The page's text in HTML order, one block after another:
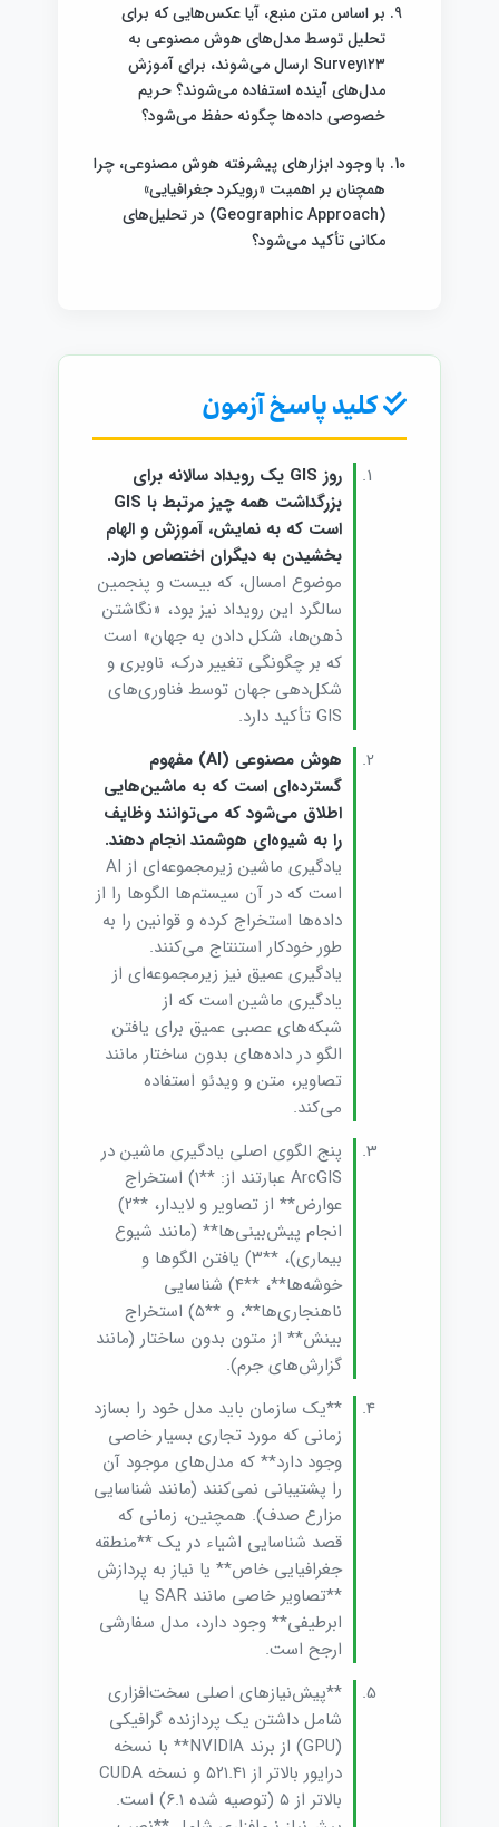
بر اساس متن منبع، آیا عکس‌هایی که برای
تحلیل توسط مدل‌های هوش مصنوعی به
Survey۱۲۳ ارسال می‌شوند، برای آموزش
مدل‌های آینده استفاده می‌شوند؟ حریم
خصوصی داده‌ها چگونه حفظ می‌شود؟
با وجود ابزارهای پیشرفته هوش مصنوعی، چرا
همچنان بر اهمیت «رویکرد جغرافیایی»
(Geographic Approach) در تحلیل‌های
مکانی تأکید می‌شود؟
کلید پاسخ آزمون
روز GIS یک رویداد سالانه برای
بزرگداشت همه چیز مرتبط با GIS
است که به نمایش، آموزش و الهام
بخشیدن به دیگران اختصاص دارد.
موضوع امسال، که بیست و پنجمین
سالگرد این رویداد نیز بود، «نگاشتن
ذهن‌ها، شکل دادن به جهان» است
که بر چگونگی تغییر درک، ناوبری و
شکل‌دهی جهان توسط فناوری‌های
GIS تأکید دارد.
هوش مصنوعی (AI) مفهوم
گسترده‌ای است که به ماشین‌هایی
اطلاق می‌شود که می‌توانند وظایف
را به شیوه‌ای هوشمند انجام دهند.
یادگیری ماشین زیرمجموعه‌ای از AI
است که در آن سیستم‌ها الگوها را از
داده‌ها استخراج کرده و قوانین را به
طور خودکار استنتاج می‌کنند.
یادگیری عمیق نیز زیرمجموعه‌ای از
یادگیری ماشین است که از
شبکه‌های عصبی عمیق برای یافتن
الگو در داده‌های بدون ساختار مانند
تصاویر، متن و ویدئو استفاده
می‌کند.
پنج الگوی اصلی یادگیری ماشین در
ArcGIS عبارتند از: **۱) استخراج
عوارض** از تصاویر و لایدار، **۲)
انجام پیش‌بینی‌ها** (مانند شیوع
بیماری)، **۳) یافتن الگوها و
خوشه‌ها**، **۴) شناسایی
ناهنجاری‌ها**، و **۵) استخراج
بینش** از متون بدون ساختار (مانند
گزارش‌های جرم).
**یک سازمان باید مدل خود را بسازد
زمانی که مورد تجاری بسیار خاصی
وجود دارد** که مدل‌های موجود آن
را پشتیبانی نمی‌کنند (مانند شناسایی
مزارع صدف). همچنین، زمانی که
قصد شناسایی اشیاء در یک **منطقه
جغرافیایی خاص** یا نیاز به پردازش
**تصاویر خاصی مانند SAR یا
ابرطیفی** وجود دارد، مدل سفارشی
ارجح است.
**پیش‌نیازهای اصلی سخت‌افزاری
شامل داشتن یک پردازنده گرافیکی
(GPU) از برند NVIDIA** با نسخه
درایور بالاتر از ۵۲۱.۴۱ و نسخه CUDA
بالاتر از ۵ (توصیه شده ۶.۱) است.